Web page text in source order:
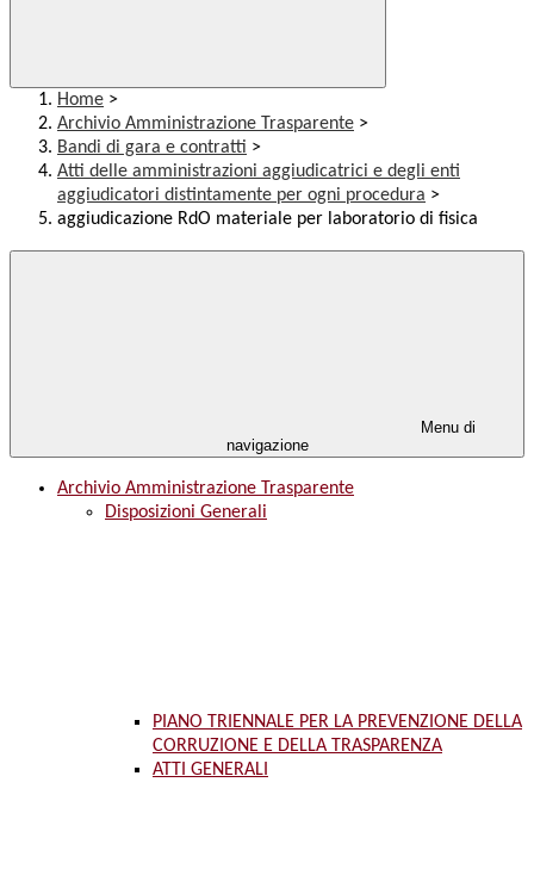
Home >
Archivio Amministrazione Trasparente >
Bandi di gara e contratti >
Atti delle amministrazioni aggiudicatrici e degli enti
aggiudicatori distintamente per ogni procedura >
aggiudicazione RdO materiale per laboratorio di fisica
Menu di
navigazione
Archivio Amministrazione Trasparente
Disposizioni Generali
PIANO TRIENNALE PER LA PREVENZIONE DELLA
CORRUZIONE E DELLA TRASPARENZA
ATTI GENERALI